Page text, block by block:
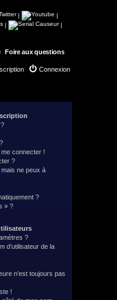
|
|
| |
Foire aux questions
Connexion
connecter !
?
ne peux à
?
» ?
?
d’utilisateur de la
n’est toujours pas
!